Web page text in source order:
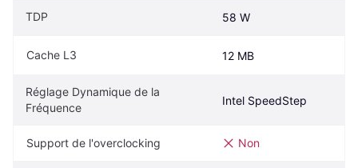
TDP 58 W
Cache L3 12 MB
Réglage Dynamique de la
Fréquence
Intel SpeedStep
Support de l'overclocking Non